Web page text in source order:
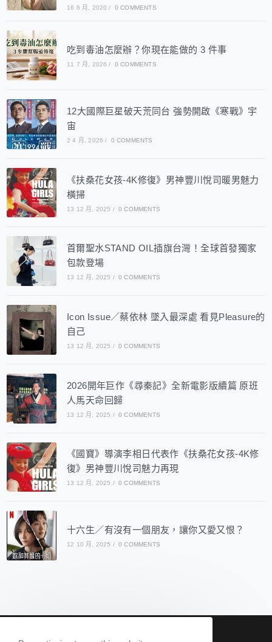
16 6 月, 2020 / 0 COMMENTS
吃到毒油怎麼辦？你現在能做的 3 件事
11 7 月, 2026 / 0 COMMENTS
12大國際巨星破天荒同台 強勢開啟《寒戰》宇
宙
2 4 月, 2026 / 0 COMMENTS
《扶桑花女孩-4K修復》男神豐川悅司暖男魅力
橫掃
13 12 月, 2025 / 0 COMMENTS
首爾聖水STAND OIL插旗台灣！全球首發獨家
包款登場
13 12 月, 2025 / 0 COMMENTS
Icon Issue／蔡依林 墜入最深處 看見Pleasure的
自己
13 12 月, 2025 / 0 COMMENTS
2026開年巨作《尋秦記》全新電影版續篇 原班
人馬天命回歸
13 12 月, 2025 / 0 COMMENTS
《國寶》導演李相日代表作《扶桑花女孩-4K修
復》男神豐川悅司魅力再現
13 12 月, 2025 / 0 COMMENTS
十六生／有沒有一個朋友，讓你又愛又恨？
12 10 月, 2025 / 0 COMMENTS